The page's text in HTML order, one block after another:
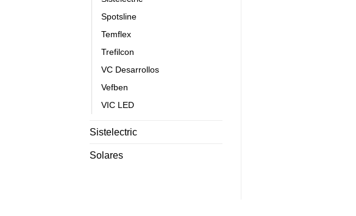
Spotsline
Temflex
Trefilcon
VC Desarrollos
Vefben
VIC LED
Sistelectric
Solares